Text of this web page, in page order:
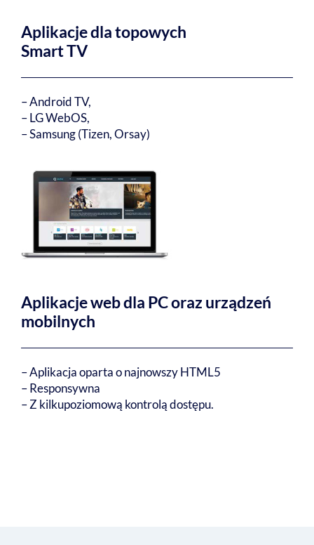
Aplikacje dla topowych
Smart TV
– Android TV,
– LG WebOS,
– Samsung (Tizen, Orsay)
Aplikacje web dla PC oraz urządzeń
mobilnych
– Aplikacja oparta o najnowszy HTML5
– Responsywna
– Z kilkupoziomową kontrolą dostępu.